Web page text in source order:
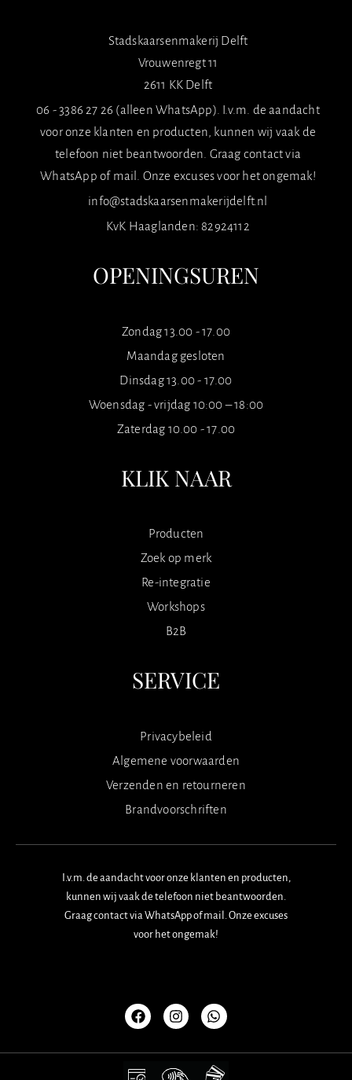
Stadskaarsenmakerij Delft
Vrouwenregt 11
2611 KK Delft
06 - 3386 27 26 (alleen WhatsApp). I.v.m. de aandacht
voor onze klanten en producten, kunnen wij vaak de
telefoon niet beantwoorden. Graag contact via
WhatsApp of mail. Onze excuses voor het ongemak!
info@stadskaarsenmakerijdelft.nl
KvK Haaglanden: 82924112
OPENINGSUREN
Zondag 13.00 - 17.00
Maandag gesloten
Dinsdag 13.00 - 17.00
Woensdag - vrijdag 10:00 – 18:00
Zaterdag 10.00 - 17.00
KLIK NAAR
Producten
Zoek op merk
Re-integratie
Workshops
B2B
SERVICE
Privacybeleid
Algemene voorwaarden
Verzenden en retourneren
Brandvoorschriften
I.v.m. de aandacht voor onze klanten en producten,
kunnen wij vaak de telefoon niet beantwoorden.
Graag contact via WhatsApp of mail. Onze excuses
voor het ongemak!
a
c
e
o
o
n
s
t
g
r
h
a
t
a
p